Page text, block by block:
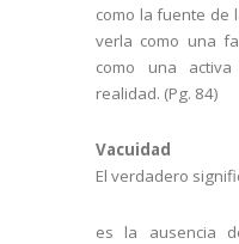
como la fuente de
verla como una
como una
realidad. (Pg. 84)
Vacuidad
El verdadero
es la ausencia